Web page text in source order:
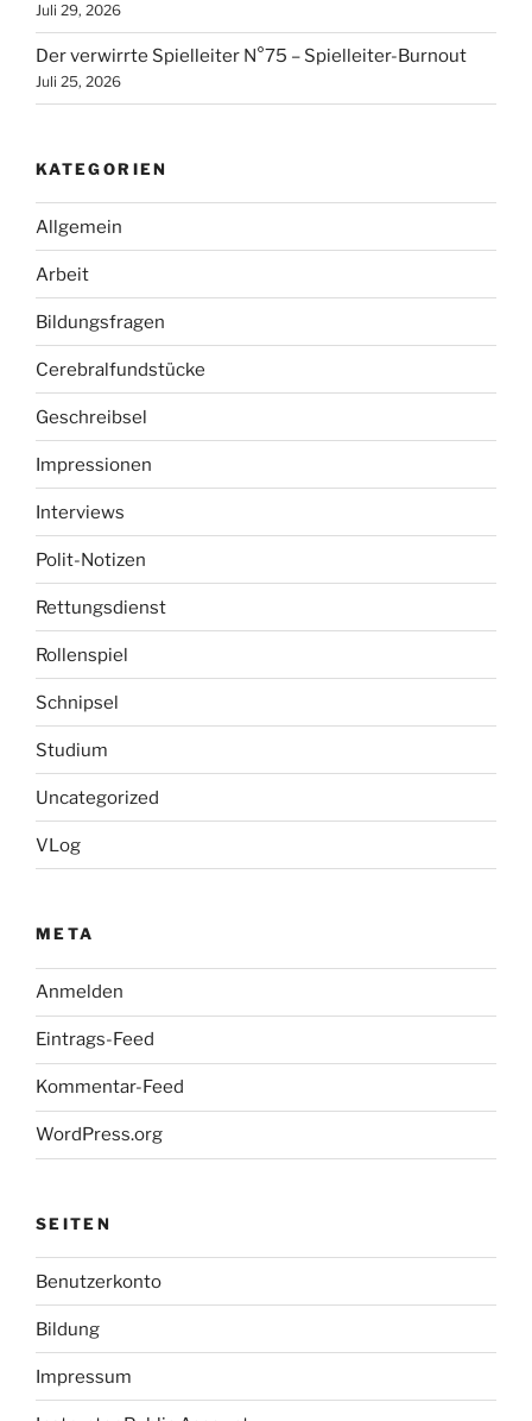
Juli 29, 2026
Der verwirrte Spielleiter N°75 – Spielleiter-Burnout
Juli 25, 2026
KATEGORIEN
Allgemein
Arbeit
Bildungsfragen
Cerebralfundstücke
Geschreibsel
Impressionen
Interviews
Polit-Notizen
Rettungsdienst
Rollenspiel
Schnipsel
Studium
Uncategorized
VLog
META
Anmelden
Eintrags-Feed
Kommentar-Feed
WordPress.org
SEITEN
Benutzerkonto
Bildung
Impressum